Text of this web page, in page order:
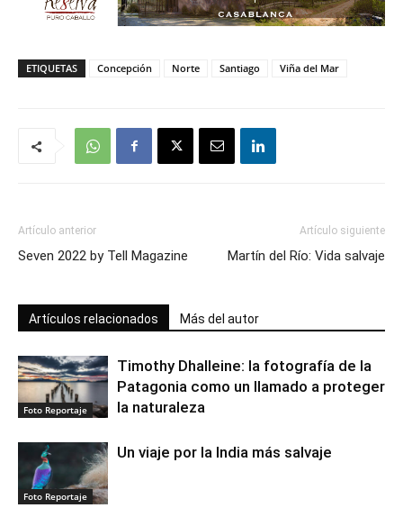
ETIQUETAS Concepción Norte Santiago Viña del Mar
Artículo anterior
Seven 2022 by Tell Magazine
Artículo siguiente
Martín del Río: Vida salvaje
Artículos relacionados Más del autor
Foto Reportaje
Timothy Dhalleine: la fotografía de la
Patagonia como un llamado a proteger
la naturaleza
Foto Reportaje
Un viaje por la India más salvaje